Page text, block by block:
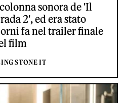
sonora de 'Il
2', ed era stato
fa nel trailer finale
film
STONE IT